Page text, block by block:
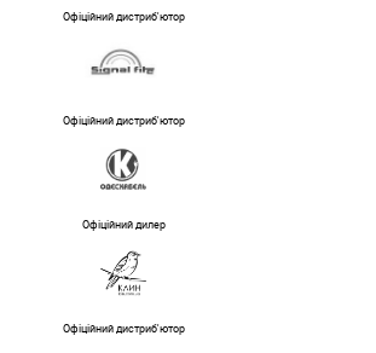
Офіційний дистриб'ютор
Офіційний дистриб'ютор
Офіційний дилер
Офіційний дистриб'ютор